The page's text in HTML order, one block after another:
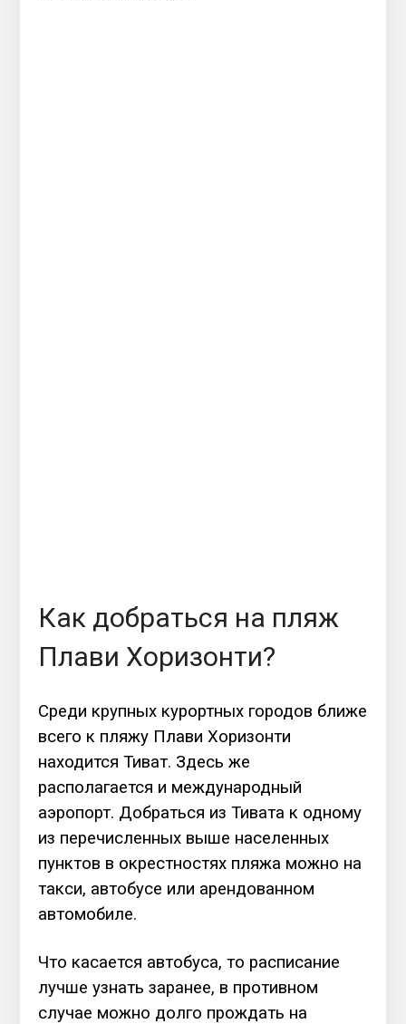
Как добраться на пляж
Плави Хоризонти?
Среди крупных курортных городов ближе
всего к пляжу Плави Хоризонти
находится Тиват. Здесь же
располагается и международный
аэропорт. Добраться из Тивата к одному
из перечисленных выше населенных
пунктов в окрестностях пляжа можно на
такси, автобусе или арендованном
автомобиле.
Что касается автобуса, то расписание
лучше узнать заранее, в противном
случае можно долго прождать на